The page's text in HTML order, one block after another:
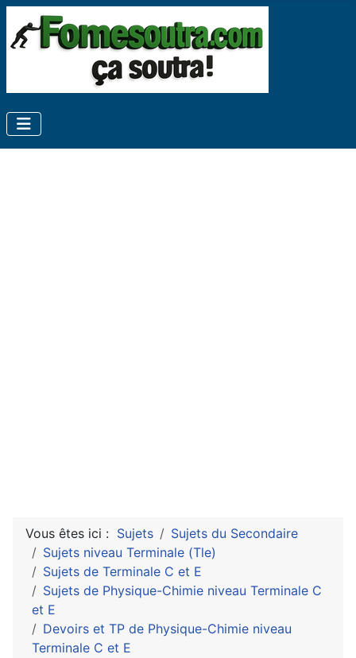
Vous êtes ici : Sujets
Sujets du Secondaire
Sujets niveau Terminale (Tle)
Sujets de Terminale C et E
Sujets de Physique-Chimie niveau Terminale C
et E
Devoirs et TP de Physique-Chimie niveau
Terminale C et E